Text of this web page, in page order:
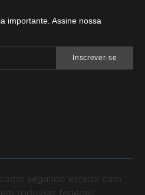
importante. Assine nossa
Inscrever-se